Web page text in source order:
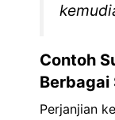
Contoh
Berbagai
Perjanjian